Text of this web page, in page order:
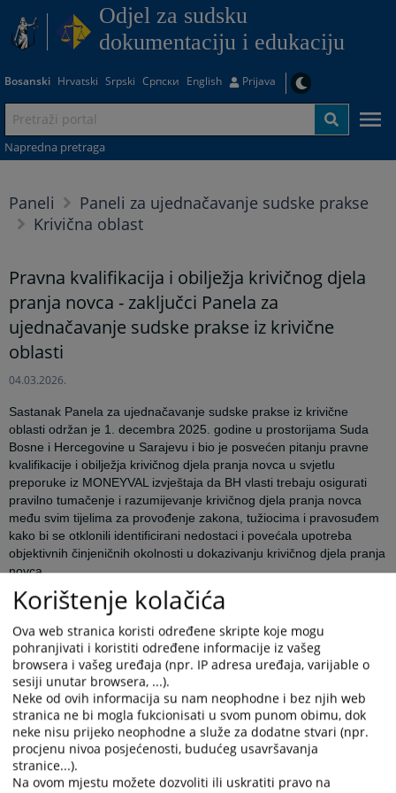
Odjel za sudsku
dokumentaciju i edukaciju
Bosanski Hrvatski Srpski Српски English Prijava
Napredna pretraga
Paneli
Paneli za ujednačavanje sudske prakse
Krivična oblast
Pravna kvalifikacija i obilježja krivičnog djela
pranja novca - zaključci Panela za
ujednačavanje sudske prakse iz krivične
oblasti
04.03.2026.
Sastanak Panela za ujednačavanje sudske prakse iz krivične
oblasti održan je 1. decembra 2025. godine u prostorijama Suda
Bosne i Hercegovine u Sarajevu i bio je posvećen pitanju pravne
kvalifikacije i obilježja krivičnog djela pranja novca u svjetlu
preporuke iz MONEYVAL izvještaja da BH vlasti trebaju osigurati
pravilno tumačenje i razumijevanje krivičnog djela pranja novca
među svim tijelima za provođenje zakona, tužiocima i pravosuđem
kako bi se otklonili identificirani nedostaci i povećala upotreba
objektivnih činjeničnih okolnosti u dokazivanju krivičnog djela pranja
novca.
Na Panelu su učestvovale sudije Suda Bosne i Hercegovine – apelaciono odjeljenje,
Vrhovnog suda Federacije Bosne i Hercegovine, Vrhovnog suda Republike Srpske i
Apelacionog suda Brčko Distrikta Bosne i Hercegovine.
Usaglašeni su slijedeći zaključci:
1. Osuđujuća presuda za predikatno krivično djelo nije neophodan uslov za osuđujuću
presudu za krivično djelo pranja novca.
2. Postoji sticaj između pranja novca i predikatnog krivičnog djela.
3. Postoji sticaj između kvalifikovanog oblika krivičnog djela pranja novca i predikatnog
krivičnog djela.
Korištenje kolačića
Ova web stranica koristi određene skripte koje mogu
pohranjivati i koristiti određene informacije iz vašeg
browsera i vašeg uređaja (npr. IP adresa uređaja, varijable o
sesiji unutar browsera, ...).
Neke od ovih informacija su nam neophodne i bez njih web
stranica ne bi mogla fukcionisati u svom punom obimu, dok
neke nisu prijeko neophodne a služe za dodatne stvari (npr.
procjenu nivoa posjećenosti, budućeg usavršavanja
stranice...).
Na ovom mjestu možete dozvoliti ili uskratiti pravo na